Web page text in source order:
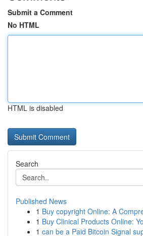
Submit a Comment
No HTML
HTML is disabled
Search
Published News
1 Buy copyright Online: A
1 Buy Clinical Products Online:
1 can be a Paid Bitcoin Signal